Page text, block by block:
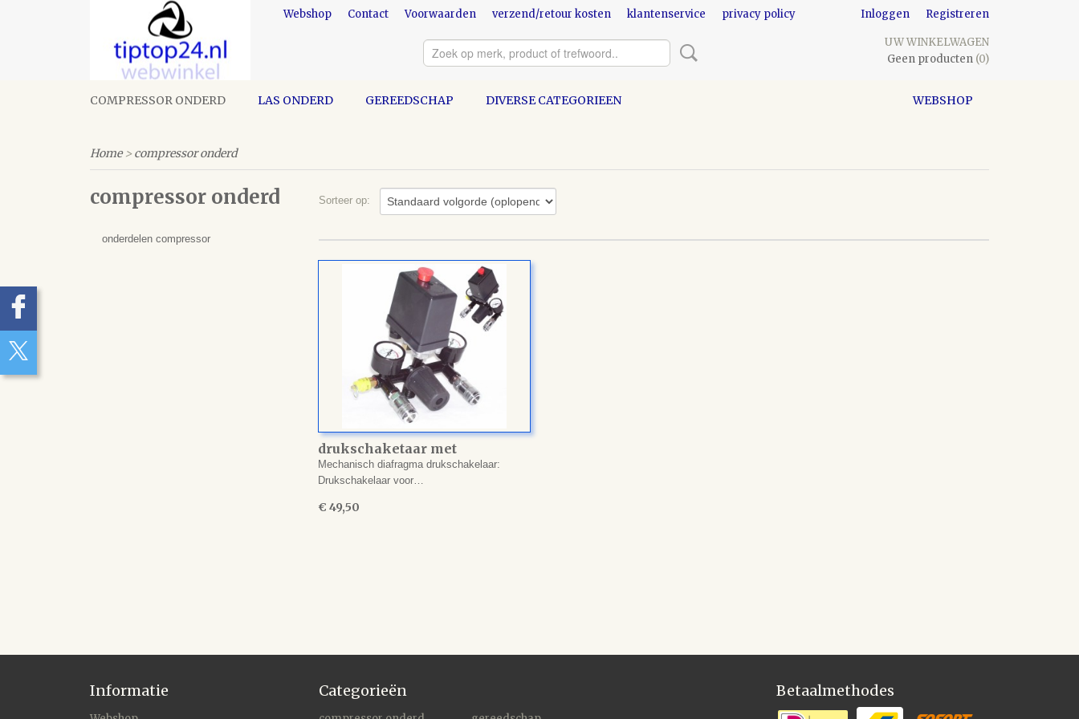
Webshop Contact Voorwaarden verzend/retour kosten klantenservice privacy policy Inloggen Registreren
UW WINKELWAGEN
Geen producten (0)
WEBSHOP
COMPRESSOR ONDERD LAS ONDERD GEREEDSCHAP DIVERSE CATEGORIEEN
Home> compressor onderd
compressor onderd
onderdelen compressor
Sorteer op:
drukschaketaar met
reduceerventiel compressor
Mechanisch diafragma drukschakelaar:
Drukschakelaar voor…
€ 49,50
Informatie Categorieën Betaalmethodes